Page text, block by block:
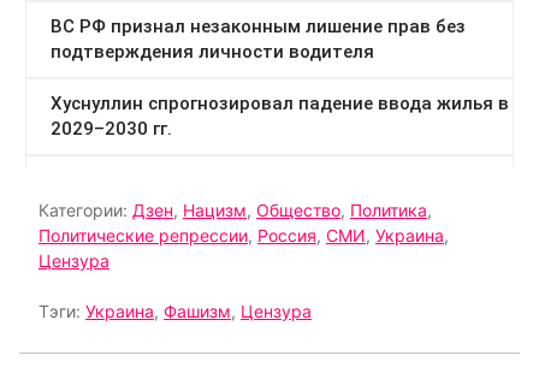
Категории: Дзен, Нацизм, Общество, Политика,
Политические репрессии, Россия, СМИ, Украина,
Цензура
Тэги: Украина, Фашизм, Цензура